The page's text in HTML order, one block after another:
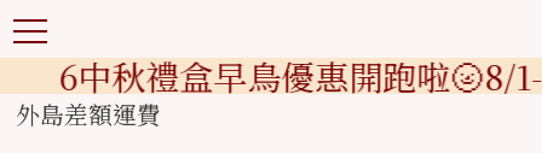
中秋禮盒早鳥優惠開跑啦🌝8/
外島差額運費